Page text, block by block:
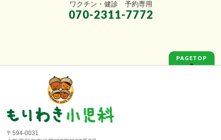
ワクチン・健診 予約専用
070-2311-7772
PAGETOP
〒594-0031